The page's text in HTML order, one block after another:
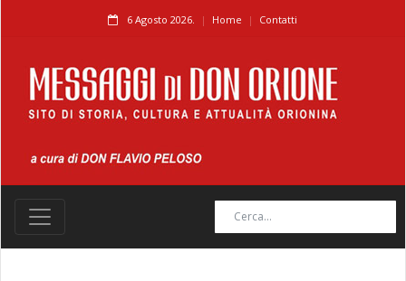
6 Agosto 2026. Home Contatti